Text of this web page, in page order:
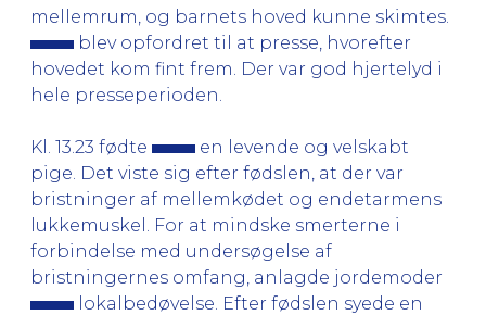
mellemrum, og barnets hoved kunne skimtes.
blev opfordret til at presse, hvorefter
hovedet kom fint frem. Der var god hjertelyd i
hele presseperioden.
Kl. 13.23 fødte
en levende og velskabt
pige. Det viste sig efter fødslen, at der var
bristninger af mellemkødet og endetarmens
lukkemuskel. For at mindske smerterne i
forbindelse med undersøgelse af
bristningernes omfang, anlagde jordemoder
lokalbedøvelse. Efter fødslen syede en